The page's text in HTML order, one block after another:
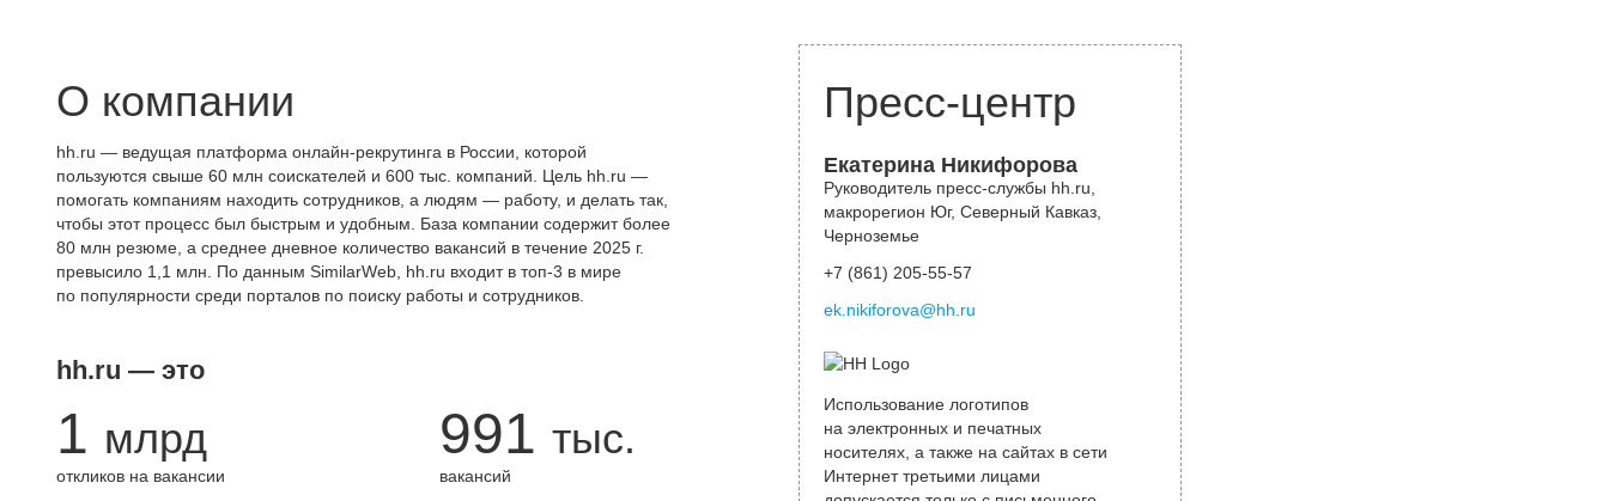
О компании
hh.ru — ведущая платформа онлайн-рекрутинга в России, которой
пользуются свыше 60 млн соискателей и 600 тыс. компаний. Цель hh.ru —
помогать компаниям находить сотрудников, а людям — работу, и делать так,
чтобы этот процесс был быстрым и удобным. База компании содержит более
80 млн резюме, а среднее дневное количество вакансий в течение 2025 г.
превысило 1,1 млн. По данным SimilarWeb, hh.ru входит в топ-3 в мире
по популярности среди порталов по поиску работы и сотрудников.
hh.ru — это
1 млрд
откликов на вакансии
991 тыс.
вакансий
Пресс-центр
Екатерина Никифорова
Руководитель пресс-службы hh.ru,
макрорегион Юг, Северный Кавказ,
Черноземье
+7 (861) 205-55-57
ek.nikiforova@hh.ru
Использование логотипов
на электронных и печатных
носителях, а также на сайтах в сети
Интернет третьими лицами